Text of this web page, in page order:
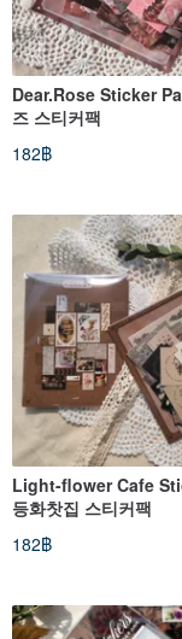
Dear.Rose Sticker
즈 스티커팩
182฿
Light-flower Cafe
등화찻집 스티커팩
182฿